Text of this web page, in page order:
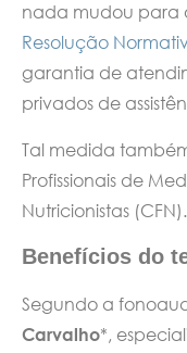
nada mudou para
Resolução
garantia de
privados de
Tal medida
Profissionais de
Nutricionistas (CFN).
Benefícios do
Segundo a
Carvalho*,